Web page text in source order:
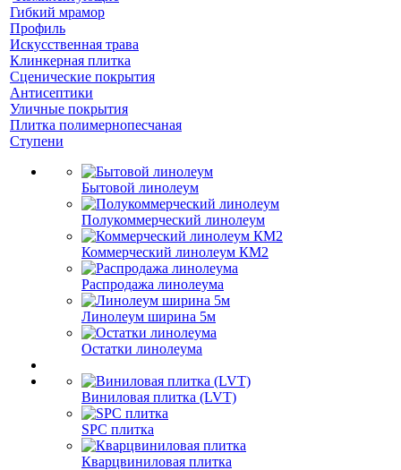
Гибкий мрамор
Профиль
Искусственная трава
Клинкерная плитка
Сценические покрытия
Антисептики
Уличные покрытия
Плитка полимернопесчаная
Ступени
Бытовой линолеум
Полукоммерческий линолеум
Коммерческий линолеум КМ2
Распродажа линолеума
Линолеум ширина 5м
Остатки линолеума
Виниловая плитка (LVT)
SPC плитка
Кварцвиниловая плитка